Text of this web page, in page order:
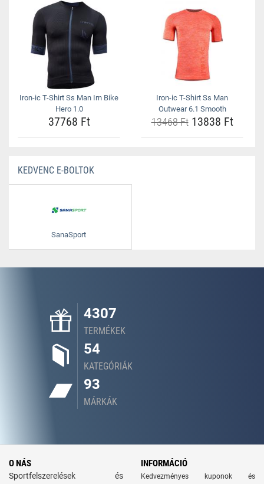
Iron-ic T-Shirt Ss Man Irn Bike
Hero 1.0
37768 Ft
Iron-ic T-Shirt Ss Man
Outwear 6.1 Smooth
13468 Ft13838 Ft
KEDVENC E-BOLTOK
SanaSport
4307
TERMÉKEK
54
KATEGÓRIÁK
93
MÁRKÁK
O NÁS
Sportfelszerelések és
INFORMÁCIÓ
Kedvezményes kuponok és